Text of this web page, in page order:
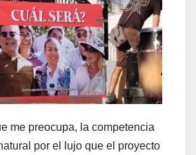
me preocupa, la competencia
por el lujo que el proyecto